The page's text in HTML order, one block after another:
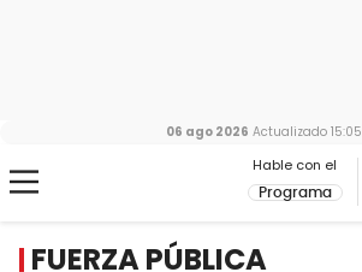
Hable con el
Programa
06 ago 2026 Actualizado 15:05
FUERZA PÚBLICA